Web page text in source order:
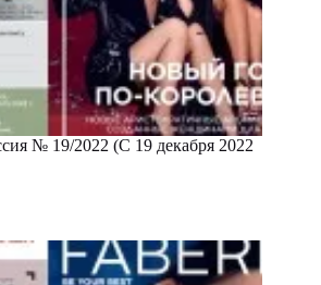
№ 19/2022 (С 19 декабря 2022